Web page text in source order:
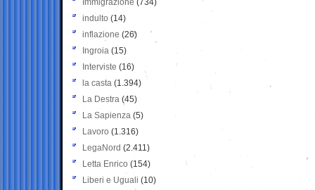
Immigrazione (734)
indulto (14)
inflazione (26)
Ingroia (15)
Interviste (16)
la casta (1.394)
La Destra (45)
La Sapienza (5)
Lavoro (1.316)
LegaNord (2.411)
Letta Enrico (154)
Liberi e Uguali (10)